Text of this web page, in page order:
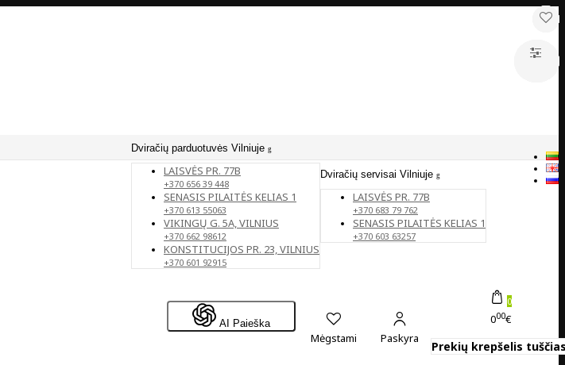
Dviračių parduotuvės Vilniuje
LAISVĖS PR. 77B
+370 656 39 448
SENASIS PILAITĖS KELIAS 1
+370 613 55063
VIKINGŲ G. 5A, VILNIUS
+370 662 98612
KONSTITUCIJOS PR. 23, VILNIUS
+370 601 92915
Dviračių servisai Vilniuje
LAISVĖS PR. 77B
+370 683 79 762
SENASIS PILAITĖS KELIAS 1
+370 603 63257
AI Paieška
Mėgstami Paskyra
0
000€
Prekių krepšelis